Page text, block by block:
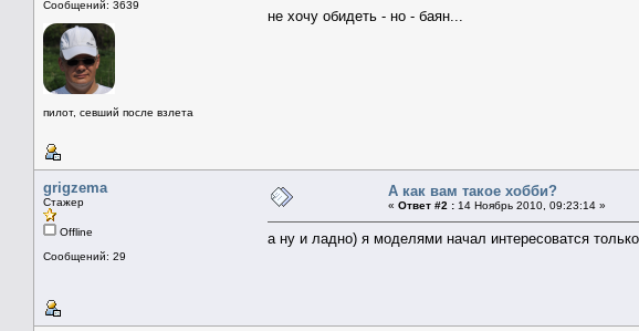
Сообщений: 3639
пилот, севший после взлета
не хочу обидеть - но - баян...
grigzema
Стажер
Offline
Сообщений: 29
А как вам такое хобби?
« Ответ #2 : 14 Ноябрь 2010, 09:23:14 »
а ну и ладно) я моделями начал интересоватся